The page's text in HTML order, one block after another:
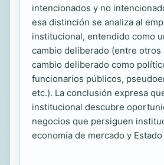
intencionados y no
esa distinción se analiza al
institucional, entendido como
cambio deliberado (entre otros
cambio deliberado como
funcionarios públicos,
etc.). La conclusión expresa
institucional descubre
negocios que persiguen
economía de mercado y